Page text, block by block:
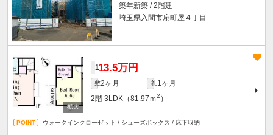
築年新築 / 2階建
埼玉県入間市扇町屋４丁目
113.5万円
敷2ヶ月 礼1ヶ月
2階 3LDK（81.97ｍ2 ）
ウォークインクローゼット / シューズボックス / 床下収納